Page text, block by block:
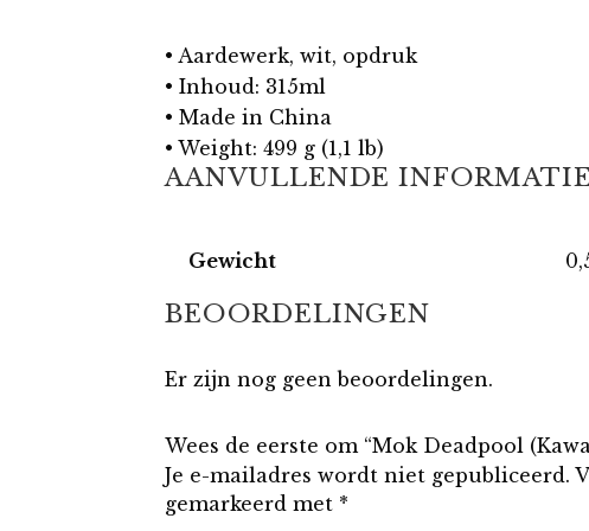
• Aardewerk, wit, opdruk
• Inhoud: 315ml
• Made in China
• Weight: 499 g (1,1 lb)
AANVULLENDE INFORMATIE
Gewicht
BEOORDELINGEN
Er zijn nog geen beoordelingen.
Wees de eerste om “Mok Deadpool
Je e-mailadres wordt niet gepubliceerd.
gemarkeerd met *